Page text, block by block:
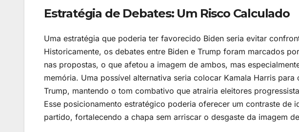
Estratégia de Debates: Um Risco Calculado
Uma estratégia que poderia ter favorecido Biden seria evitar
Historicamente, os debates entre Biden e Trump foram marcados
nas propostas, o que afetou a imagem de ambos, mas
memória. Uma possível alternativa seria colocar Kamala Harris
Trump, mantendo o tom combativo que atrairia eleitores
Esse posicionamento estratégico poderia oferecer um contraste de
partido, fortalecendo a chapa sem arriscar o desgaste da imagem